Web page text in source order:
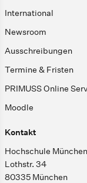
International
Newsroom
Ausschreibungen
Termine & Fristen
PRIMUSS Online
Moodle
Kontakt
Hochschule München
Lothstr. 34
80335 München